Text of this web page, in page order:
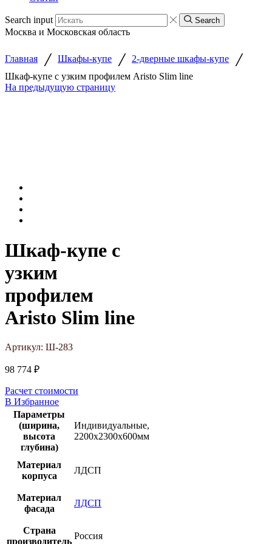
Search input Search
Москва и Московская область
Главная / Шкафы-купе / 2-дверные шкафы-купе /
Шкаф-купе с узким профилем Aristo Slim line
На предыдущую страницу
Шкаф-купе с
узким
профилем
Aristo Slim line
Артикул: Ш-283
98 774 ₽
Расчет стоимости
В Избранное
Параметры
(ширина,
высота
глубина)
Индивидуальные,
2200х2300х600мм
Материал
корпуса
ЛДСП
Материал
фасада
ЛДСП
Страна
производитель
Россия